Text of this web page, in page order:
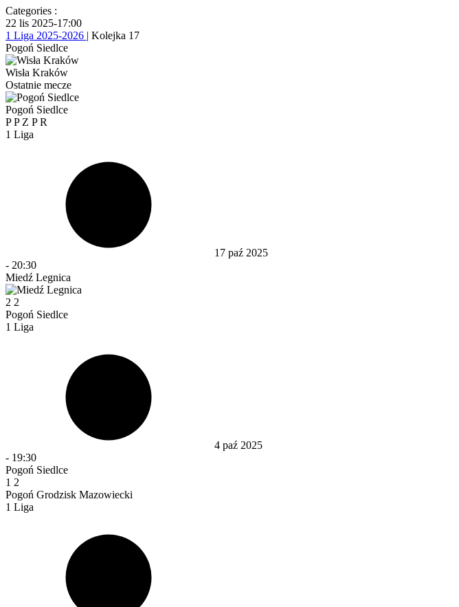
Categories :
22 lis 2025-17:00
1 Liga 2025-2026 | Kolejka 17
Pogoń Siedlce
Wisła Kraków
Ostatnie mecze
Pogoń Siedlce
PP Z PR
1 Liga
17 paź 2025
- 20:30
Miedź Legnica
2 2
Pogoń Siedlce
1 Liga
4 paź 2025
- 19:30
Pogoń Siedlce
1 2
Pogoń Grodzisk Mazowiecki
1 Liga